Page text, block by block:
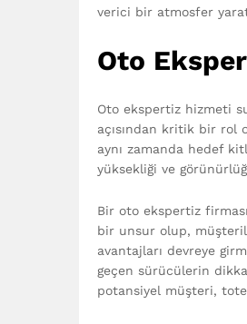
verici bir atmosfer
Oto
Oto ekspertiz hizmeti
açısından kritik bir rol
aynı zamanda hedef
yüksekliği ve
Bir oto ekspertiz
bir unsur olup,
avantajları devreye
geçen sürücülerin
potansiyel müşteri,